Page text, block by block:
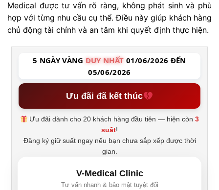
Medical được tư vấn rõ ràng, không phát sinh và phù
hợp với từng nhu cầu cụ thể. Điều này giúp khách hàng
chủ động tài chính và an tâm khi quyết định thực hiện.
5 NGÀY VÀNG DUY NHẤT 01/06/2026 ĐẾN
05/06/2026
Ưu đãi đã kết thúc
Ưu đãi dành cho 20 khách hàng đầu tiên — hiện còn3
suất!
Đăng ký giữ suất ngay nếu bạn chưa sắp xếp được thời
gian.
V-Medical Clinic
Tư vấn nhanh & bảo mật tuyệt đối